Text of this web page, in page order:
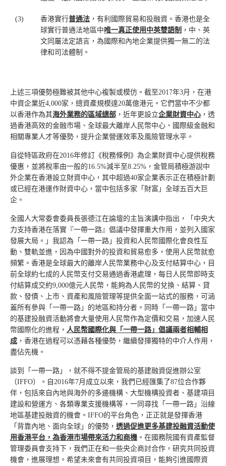
(3) 香港實行普通法 ，有利國際貿易和投融資。香港也是全
球實行普通法地區中唯一真正使用中英雙語制 ，中、英
文同屬法定語言，為國際和內地企業提供獨一無二的法
律和司法體制。
上述三項優勢極難被其他中心複製或模仿。截至2017年3月，在港
中資企業近4,000家，總資產規模達20萬億港元。它們當中不少都
以香港作為其海外業務的區域總部 ，近年更設立企業財資中心 ，透
過香港高效的金融市場、全球最大離岸人民幣中心、國際級金融和
相關專業人才等優勢，提升企業營運效率及風險管理水平。
自從特區政府在2016年修訂《稅務條例》為企業財資中心提供稅務
優惠，並將稅率由一般的16.5%減半至8.25%，金管局積極游說中
外企業在香港設立財資中心，其中超過40家企業表示正在積極計劃
或已經在港運作財資中心，當中包括多家「財富」全球五百大巨
企。
全國人大常委會委員長張德江在論壇的主旨演講中指出，「中央大
力支持香港在落實『一帶一路』倡議中發揮重大作用，並列入國家
發展大局。」我認為「一帶一路」投資和人民幣國際化會良性互
動、雙軌並進，因為中國對外的投資和貿易愈多，使用人民幣就愈
頻繁。香港是全球最大的離岸人民幣業務中心及支付結算中心，目
前全球約七成的人民幣支付交易通過香港處理，每日人民幣即時支
付結算成交約9,000億元人民幣，能夠為人民幣的兌換、結算、貸
款、發債、上市、資產和風險管理等提供全面一站式的服務，可涵
蓋所有參與「一帶一路」的地區和持分者。同時「一帶一路」當中
的基建投融資活動將會大量使用人民幣作為定價和交易，加速人民
幣國際化的進程， 人民幣國際化與「一帶一路」倡議兩者相輔相
成 ，香港在過程可以憑藉各種優勢，繼續發揮獨特的中介人作用，
盡佔先機。
談到「一帶一路」，就不得不提金管局的基建融資促進辦公室
（IFFO）。自2016年7月成立以來，我們已經匯集了87位合作夥
伴，包括來自內地與海外的多邊機構、大型機構投資者、基建項目
建設和營運方、各類專業支援機構等，一同尋找「一帶一路」沿線
地區基建投融資的機會。IFFO的平台角色，正正就是發揮香港
「背靠內地、面向全球」的優勢， 透過促進更多基建投融資活動使
用香港平台，為香港市場帶來活力和商機 。在國務院國有資產監督
管理委員會支持下，我們正在和一些央企商討合作，研究共同投資
機會，進展理想。希望未來會有共同投資項目，能夠引進國際資